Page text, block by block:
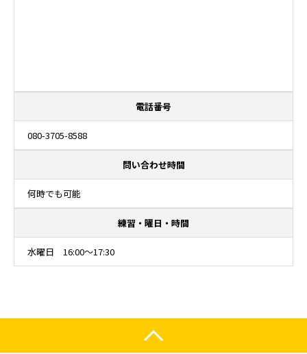
電話番号
080-3705-8588
問い合わせ時間
何時でも可能
練習・曜日・時間
水曜日 16:00～17:30